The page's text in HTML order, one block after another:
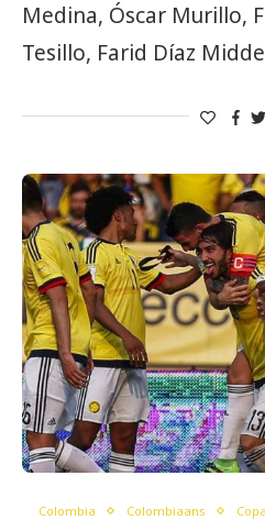
Medina, Óscar Murillo,
Tesillo, Farid Díaz
Colombia Colombiaans